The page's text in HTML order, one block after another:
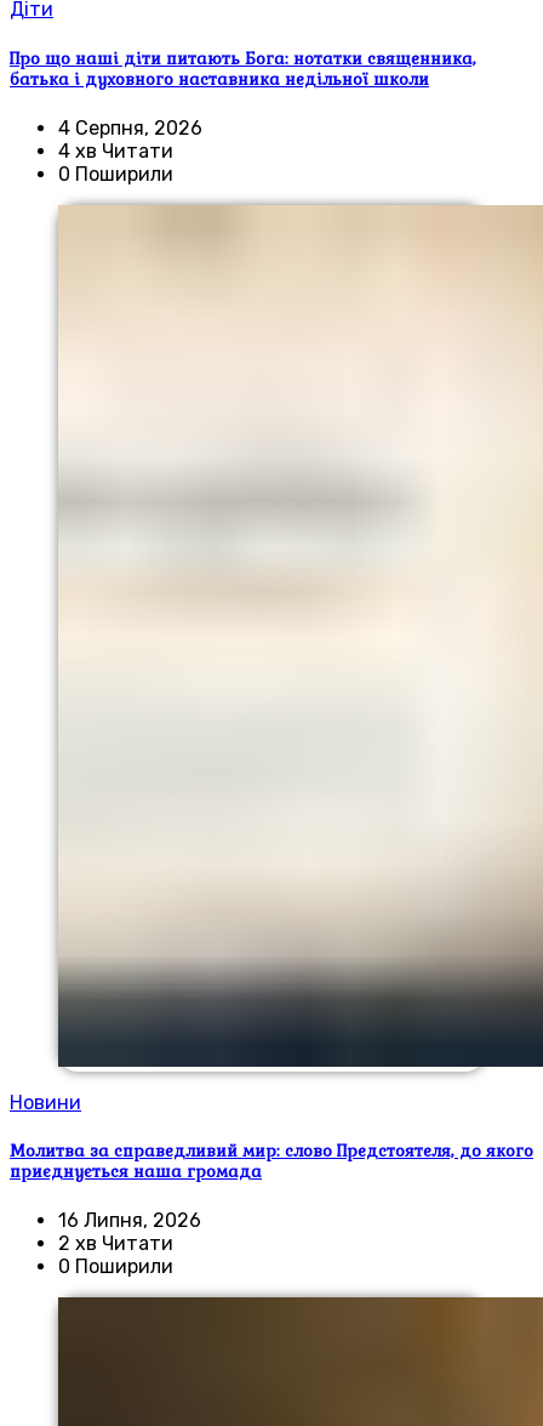
Діти
Про що наші діти питають Бога: нотатки священника,
батька і духовного наставника недільної школи
4 Серпня, 2026
4 хв Читати
0 Поширили
Новини
Молитва за справедливий мир: слово Предстоятеля, до якого
приєднується наша громада
16 Липня, 2026
2 хв Читати
0 Поширили